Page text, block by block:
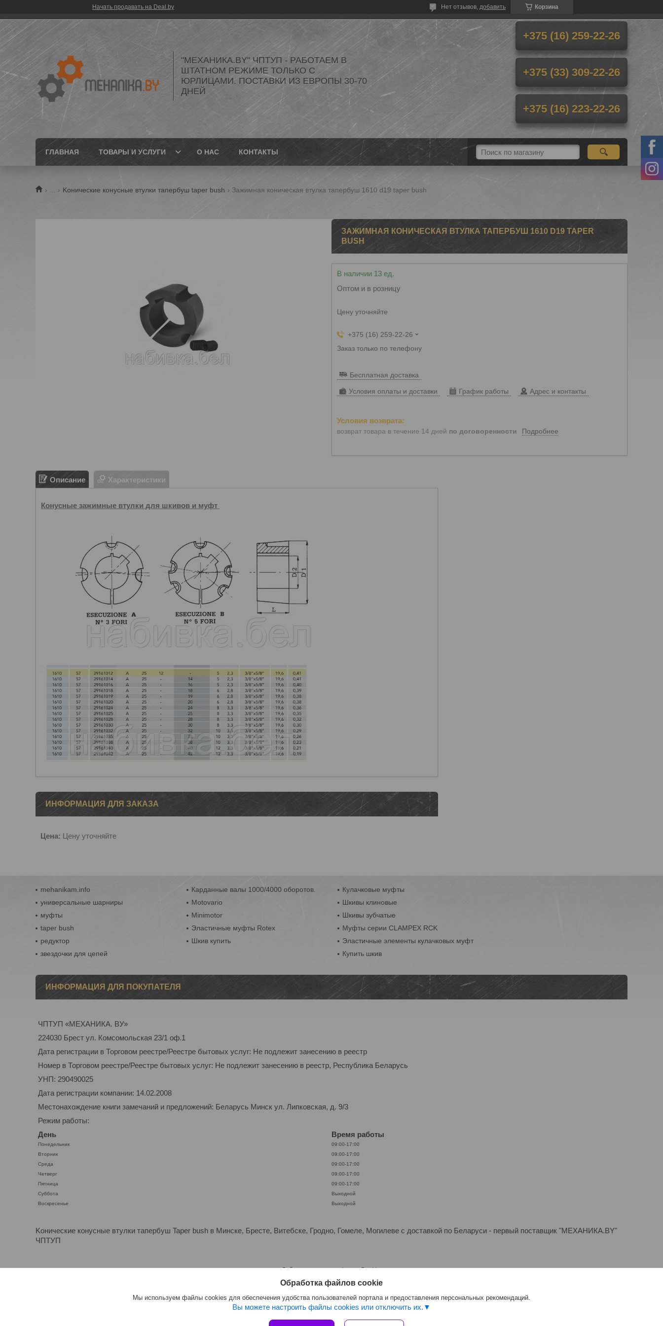
Начать продавать на Deal.by Корзина
Нет отзывов, добавить
"МЕХАНИКА.BY" ЧПТУП - РАБОТАЕМ В
ШТАТНОМ РЕЖИМЕ ТОЛЬКО С
ЮРЛИЦАМИ. ПОСТАВКИ ИЗ ЕВРОПЫ 30-70
ДНЕЙ
+375 (16) 259-22-26
+375 (33) 309-22-26
+375 (16) 223-22-26
ГЛАВНАЯ ТОВАРЫ И УСЛУГИ О НАС КОНТАКТЫ
Kонические конусные втулки тапербуш taper bush Зажимная коническая втулка тапербуш 1610 d19 taper bush
ЗАЖИМНАЯ КОНИЧЕСКАЯ ВТУЛКА ТАПЕРБУШ 1610 D19 TAPER
BUSH
В наличии 13 ед.
Оптом и в розницу
Цену уточняйте
+375 (16) 259-22-26
Заказ только по телефону
Бесплатная доставка
Условия оплаты и доставки График работы Адрес и контакты
возврат товара в течение 14 дней по договоренности Подробнее
Описание Характеристики
Конусные зажимные втулки для шкивов и муфт
ИНФОРМАЦИЯ ДЛЯ ЗАКАЗА
Цена: Цену уточняйте
mehanikam.info
универсальные шарниры
муфты
taper bush
редуктор
звездочки для цепей
Карданные валы 1000/4000 оборотов.
Motovario
Minimotor
Эластичные муфты Rotex
Шкив купить
Кулачковые муфты
Шкивы клиновые
Шкивы зубчатые
Муфты серии CLAMPEX RCK
Эластичные элементы кулачковых муфт
Купить шкив
ИНФОРМАЦИЯ ДЛЯ ПОКУПАТЕЛЯ
ЧПТУП «МЕХАНИКА. ВУ»
224030 Брест ул. Комсомольская 23/1 оф.1
Дата регистрации в Торговом реестре/Реестре бытовых услуг: Не подлежит занесению в реестр
Номер в Торговом реестре/Реестре бытовых услуг: Не подлежит занесению в реестр, Республика Беларусь
УНП: 290490025
Дата регистрации компании: 14.02.2008
Местонахождение книги замечаний и предложений: Беларусь Минск ул. Липковская, д. 9/3
Режим работы:
День
Время работы
Понедельник
09:00-17:00
Вторник
09:00-17:00
Среда
09:00-17:00
Четверг
09:00-17:00
Пятница
09:00-17:00
Суббота
Выходной
Воскресенье
Выходной
Kонические конусные втулки тапербуш Taper bush в Минске, Бресте, Витебске, Гродно, Гомеле, Могилеве с доставкой по Беларуси - первый поставщик "МЕХАНИКА.BY"
ЧПТУП
Сайт создан на платформе Deal.by
Политика обработки файлов cookies
Обработка файлов cookie
Мы используем файлы cookies для обеспечения удобства пользователей портала и предоставления персональных рекомендаций.
Вы можете настроить файлы cookies или отключить их.
"МЕХАНИКА.BY" ЧПТУП - РАБОТАЕМ В ШТАТНОМ РЕЖИМЕ ТОЛЬКО С ЮРЛИЦАМИ. ПОСТАВКИ ИЗ ЕВРОПЫ 30-70 ДНЕЙ |
Select Language ▼